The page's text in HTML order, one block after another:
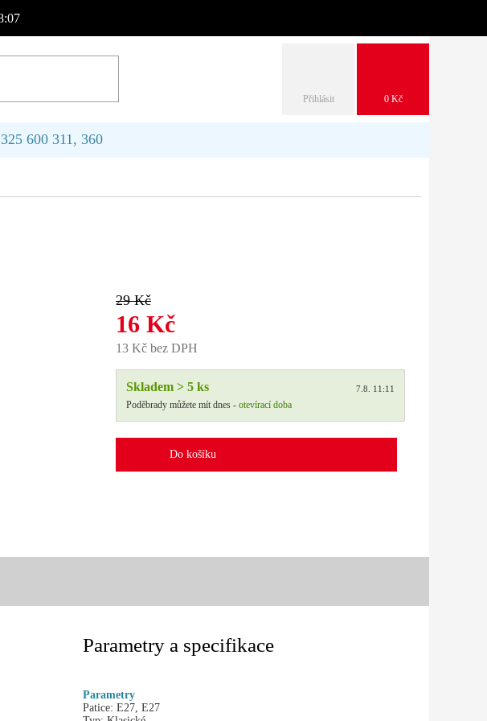
Přihlásit 0 Kč
325 600 311, 360
29 Kč
16 Kč
13 Kč bez DPH
Skladem > 5 ks 7.8. 11:11
Poděbrady můžete mít dnes - otevírací doba
Do košíku
Parametry a specifikace
Parametry
Patice: E27, E27